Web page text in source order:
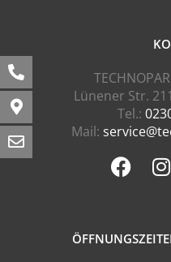
Lünener Str.
Tel.:
Mail: